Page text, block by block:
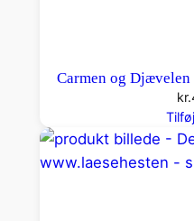
Carmen og
kr.